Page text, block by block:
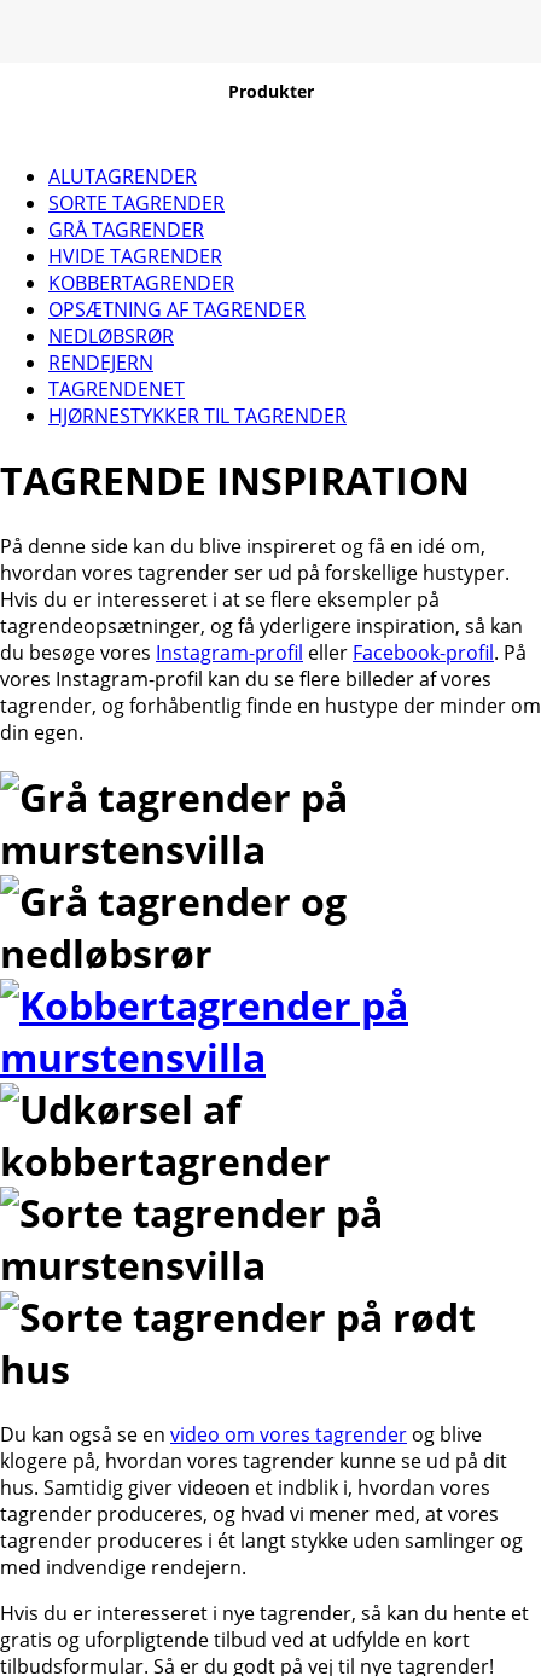
Produkter
ALUTAGRENDER
SORTE TAGRENDER
GRÅ TAGRENDER
HVIDE TAGRENDER
KOBBERTAGRENDER
OPSÆTNING AF TAGRENDER
NEDLØBSRØR
RENDEJERN
TAGRENDENET
HJØRNESTYKKER TIL TAGRENDER
TAGRENDE INSPIRATION
På denne side kan du blive inspireret og få en idé om,
hvordan vores tagrender ser ud på forskellige hustyper.
Hvis du er interesseret i at se flere eksempler på
tagrendeopsætninger, og få yderligere inspiration, så kan
du besøge vores Instagram-profil eller Facebook-profil. På
vores Instagram-profil kan du se flere billeder af vores
tagrender, og forhåbentlig finde en hustype der minder om
din egen.
Du kan også se en video om vores tagrender og blive
klogere på, hvordan vores tagrender kunne se ud på dit
hus. Samtidig giver videoen et indblik i, hvordan vores
tagrender produceres, og hvad vi mener med, at vores
tagrender produceres i ét langt stykke uden samlinger og
med indvendige rendejern.
Hvis du er interesseret i nye tagrender, så kan du hente et
gratis og uforpligtende tilbud ved at udfylde en kort
tilbudsformular. Så er du godt på vej til nye tagrender!